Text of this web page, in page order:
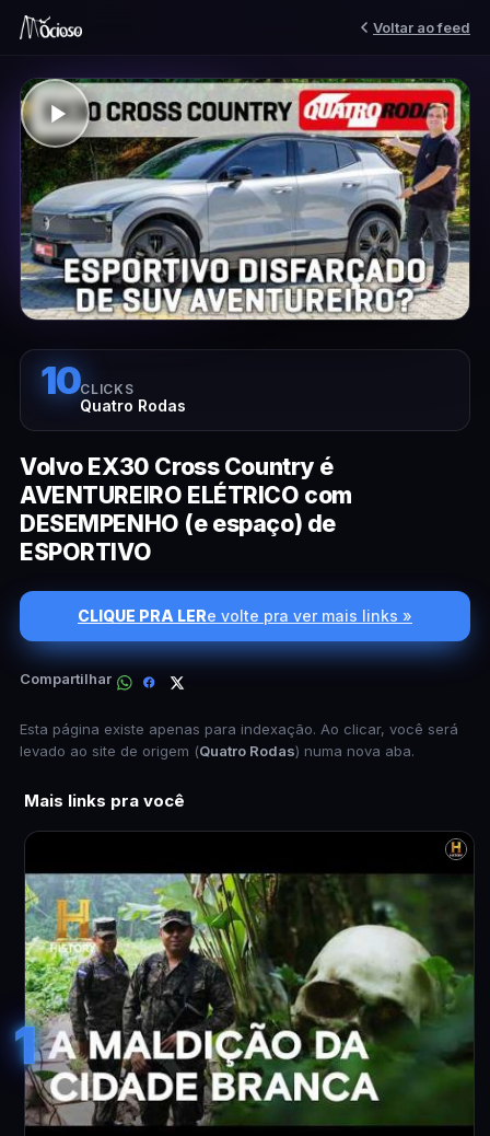
Voltar ao feed
10CLICKS
Quatro Rodas
Volvo EX30 Cross Country é
AVENTUREIRO ELÉTRICO com
DESEMPENHO (e espaço) de
ESPORTIVO
CLIQUE PRA LERe volte pra ver mais links »
Compartilhar
Esta página existe apenas para indexação. Ao clicar, você será
levado ao site de origem (Quatro Rodas) numa nova aba.
Mais links pra você
1